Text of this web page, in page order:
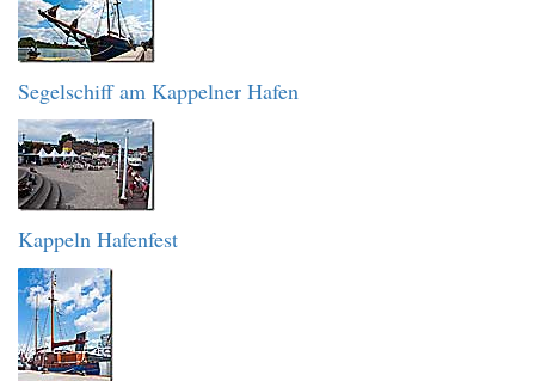
Segelschiff am Kappelner Hafen
Kappeln Hafenfest